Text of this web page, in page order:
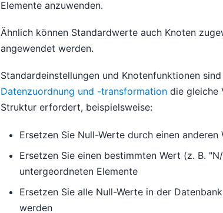
Elemente anzuwenden.
Ähnlich können Standardwerte auch Knoten
angewendet werden.
Standardeinstellungen und Knotenfunktionen
Datenzuordnung und -transformation die gleiche
Struktur erfordert, beispielsweise:
Ersetzen Sie Null-Werte durch einen
Ersetzen Sie einen bestimmten Wert (z. B.
untergeordneten Elemente
Ersetzen Sie alle Null-Werte in der
werden